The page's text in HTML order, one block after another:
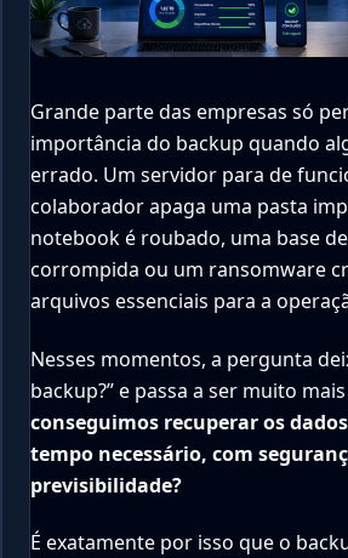
Grande parte das empresas só
importância do backup quando
errado. Um servidor para de
colaborador apaga uma pasta
notebook é roubado, uma base
corrompida ou um ransomware
arquivos essenciais para a
Nesses momentos, a pergunta
backup?” e passa a ser muito
conseguimos recuperar os
tempo necessário, com
previsibilidade?
É exatamente por isso que o